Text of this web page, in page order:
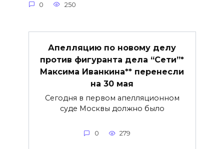
0 250
Апелляцию по новому делу
против фигуранта дела “Сети”*
Максима Иванкина** перенесли
на 30 мая
Сегодня в первом апелляционном
суде Москвы должно было
0 279